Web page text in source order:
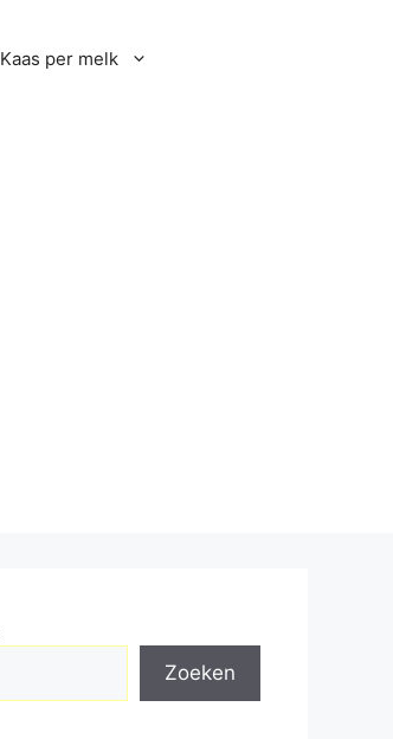
Kaas per melk
Zoeken